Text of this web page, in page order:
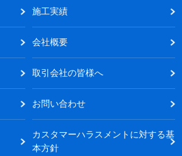
施工実績
会社概要
取引会社の皆様へ
お問い合わせ
カスタマーハラスメントに対する基
本方針